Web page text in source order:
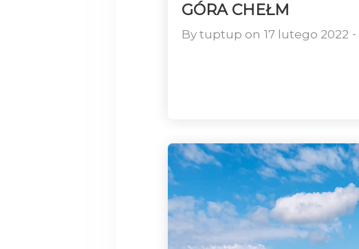
GÓRA CHEŁM
By tuptup on 17 lutego 2022 -